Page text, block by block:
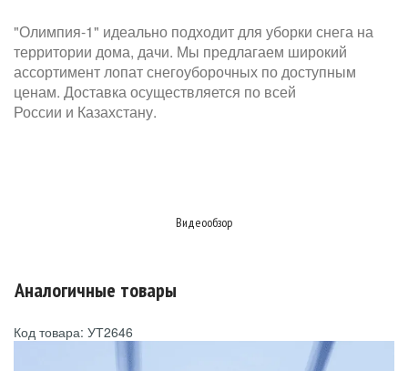
"Олимпия-1" идеально подходит для уборки снега на
территории дома, дачи. Мы предлагаем широкий
ассортимент лопат снегоуборочных по доступным
ценам. Доставка осуществляется по всей
России и Казахстану.
Видеообзор
Аналогичные товары
Код товара: УТ2646